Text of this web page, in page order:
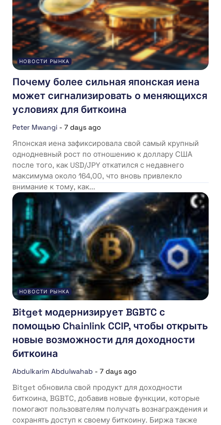
НОВОСТИ РЫНКА
Почему более сильная японская иена
может сигнализировать о меняющихся
условиях для биткоина
Peter Mwangi - 7 days ago
Японская иена зафиксировала свой самый крупный
однодневный рост по отношению к доллару США
после того, как USD/JPY откатился с недавнего
максимума около 164,00, что вновь привлекло
внимание к тому, как...
НОВОСТИ РЫНКА
Bitget модернизирует BGBTC с
помощью Chainlink CCIP, чтобы открыть
новые возможности для доходности
биткоина
Abdulkarim Abdulwahab - 7 days ago
Bitget обновила свой продукт для доходности
биткоина, BGBTC, добавив новые функции, которые
помогают пользователям получать вознаграждения и
сохранять доступ к своему биткоину. Биржа также